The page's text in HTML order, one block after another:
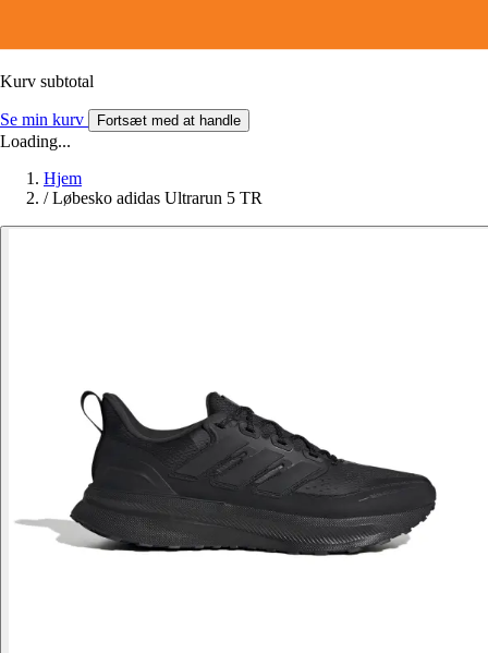
Kurv subtotal
Se min kurv Fortsæt med at handle
Loading...
Hjem
/ Løbesko adidas Ultrarun 5 TR